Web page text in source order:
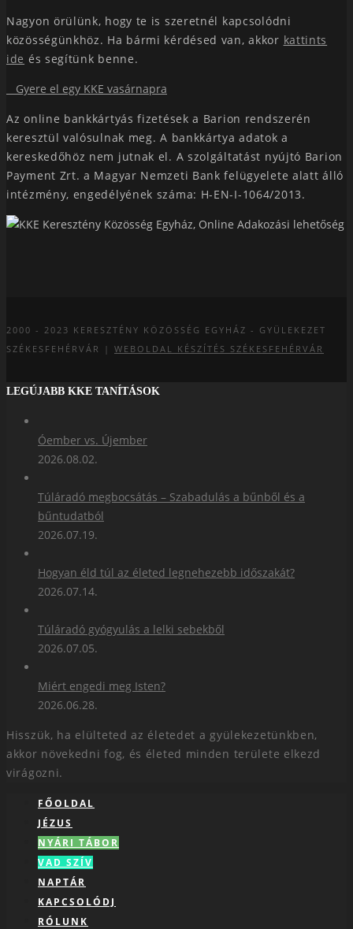
Nagyon örülünk, hogy te is szeretnél kapcsolódni
közösségünkhöz. Ha bármi kérdésed van, akkor kattints
ide és segítünk benne.
Gyere el egy KKE vasárnapra
Az online bankkártyás fizetések a Barion rendszerén
keresztül valósulnak meg. A bankkártya adatok a
kereskedőhöz nem jutnak el. A szolgáltatást nyújtó Barion
Payment Zrt. a Magyar Nemzeti Bank felügyelete alatt álló
intézmény, engedélyének száma: H-EN-I-1064/2013.
2000 - 2023 KERESZTÉNY KÖZÖSSÉG EGYHÁZ - GYÜLEKEZET
SZÉKESFEHÉRVÁR | WEBOLDAL KÉSZÍTÉS SZÉKESFEHÉRVÁR
LEGÚJABB KKE TANÍTÁSOK
Óember vs. Újember
2026.08.02.
Túláradó megbocsátás – Szabadulás a bűnből és a
bűntudatból
2026.07.19.
Hogyan éld túl az életed legnehezebb időszakát?
2026.07.14.
Túláradó gyógyulás a lelki sebekből
2026.07.05.
Miért engedi meg Isten?
2026.06.28.
Hisszük, ha elülteted az életedet a gyülekezetünkben,
akkor növekedni fog, és életed minden területe elkezd
virágozni.
FŐOLDAL
JÉZUS
NYÁRI TÁBOR
VAD SZÍV
NAPTÁR
KAPCSOLÓDJ
RÓLUNK